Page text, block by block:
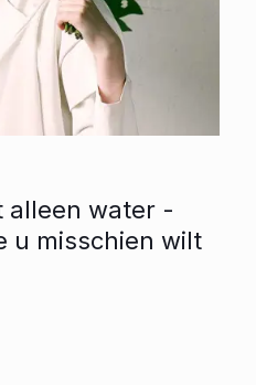
alleen water -
u misschien wilt